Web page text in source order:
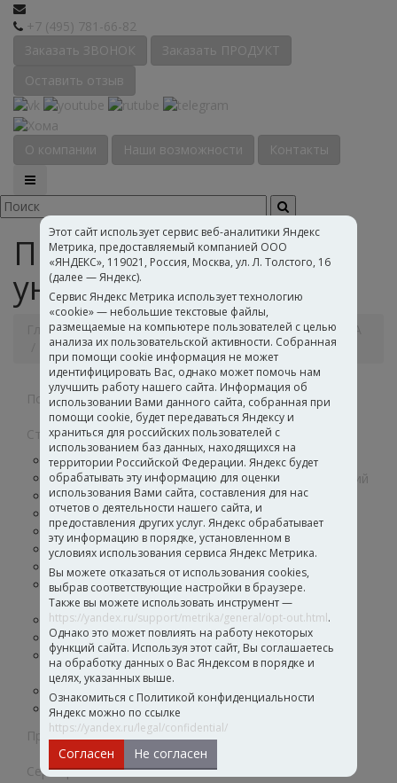
+7 (495) 781-66-82
Заказать ЗВОНОК
Заказать ПРОДУКТ
Оставить отзыв
О компании Наши возможности Контакты
ПВА клей
универсальный
Главная Каталог Строительная химия
Клеи ПВА
ПВА клей универсальный
Полимерные дисперсии
Строительная химия
Грунтовки для подготовки основания
Материалы для укладки гибких напольных покрытий
Материалы для укладки паркета
Клеи и герметики для вертикальных поверхностей
Клей для укладки керамической плитки
Гидроизоляция
Шпатлевка
Материалы для укладки спортивных покрытий и
искусственной травы
Лакокрасочные материалы
Клеи ПВА
Материалы для реставрации и ремонта паркета и
ламината
Средства для очистки и ухода за покрытиями
Инструменты для укладки
Промышленные клеи
Сертификаты
Этот сайт использует сервис веб-аналитики Яндекс
Метрика, предоставляемый компанией ООО
«ЯНДЕКС», 119021, Россия, Москва, ул. Л. Толстого, 16
(далее — Яндекс).
Сервис Яндекс Метрика использует технологию
«cookie» — небольшие текстовые файлы,
размещаемые на компьютере пользователей с целью
анализа их пользовательской активности. Собранная
при помощи cookie информация не может
идентифицировать Вас, однако может помочь нам
улучшить работу нашего сайта. Информация об
использовании Вами данного сайта, собранная при
помощи cookie, будет передаваться Яндексу и
храниться для российских пользователей с
использованием баз данных, находящихся на
территории Российской Федерации. Яндекс будет
обрабатывать эту информацию для оценки
использования Вами сайта, составления для нас
отчетов о деятельности нашего сайта, и
предоставления других услуг. Яндекс обрабатывает
эту информацию в порядке, установленном в
условиях использования сервиса Яндекс Метрика.
Вы можете отказаться от использования cookies,
выбрав соответствующие настройки в браузере.
Также вы можете использовать инструмент —
https://yandex.ru/support/metrika/general/opt-out.html.
Однако это может повлиять на работу некоторых
функций сайта. Используя этот сайт, Вы соглашаетесь
на обработку данных о Вас Яндексом в порядке и
целях, указанных выше.
Ознакомиться с Политикой конфиденциальности
Яндекс можно по ссылке
https://yandex.ru/legal/confidential/
Согласен Не согласен